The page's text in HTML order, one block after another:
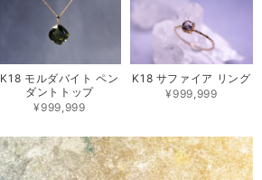
K18 モルダバイト ペン
ダントトップ
¥999,999
K18 サファイア リング
¥999,999